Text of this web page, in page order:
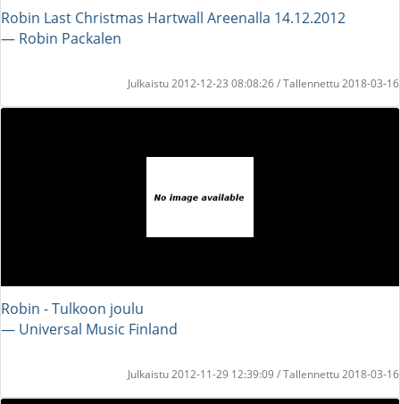
Robin Last Christmas Hartwall Areenalla 14.12.2012
― Robin Packalen
Julkaistu 2012-12-23 08:08:26 / Tallennettu 2018-03-16
Robin - Tulkoon joulu
― Universal Music Finland
Julkaistu 2012-11-29 12:39:09 / Tallennettu 2018-03-16